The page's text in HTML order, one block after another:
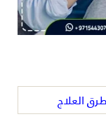
العلاج